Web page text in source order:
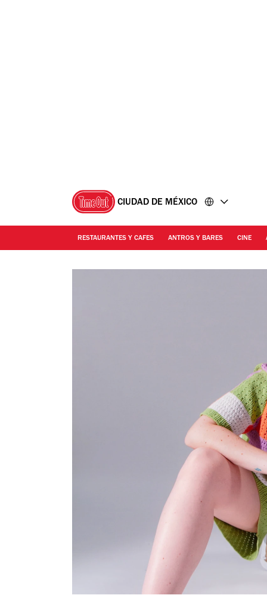
CIUDAD DE MÉXICO
RESTAURANTES Y CAFES ANTROS Y BARES CINE